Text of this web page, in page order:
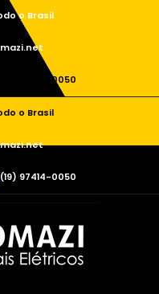
o Brasil
(19) 97414-0050
o Brasil
(19) 97414-0050